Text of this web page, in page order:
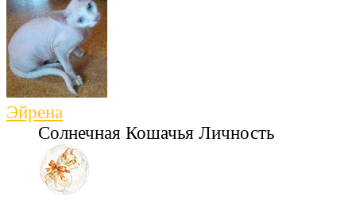
Эйрена
Солнечная Кошачья Личность